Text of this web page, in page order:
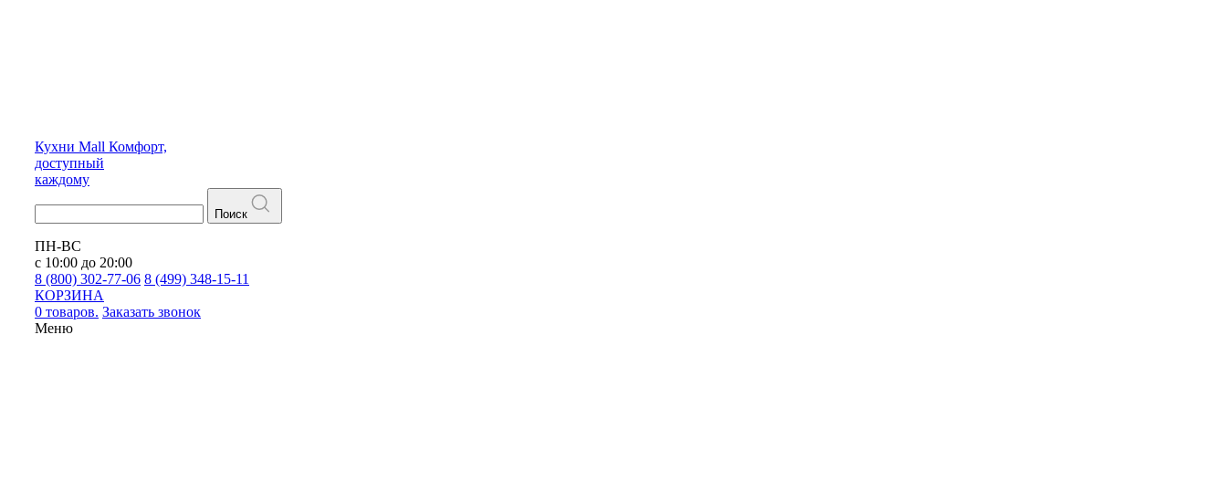
Кухни Mall Комфорт,
доступный
каждому
Поиск
ПН-ВС
с 10:00 до 20:00
8 (800) 302-77-06 8 (499) 348-15-11
КОРЗИНА
0 товаров. Заказать звонок
Меню